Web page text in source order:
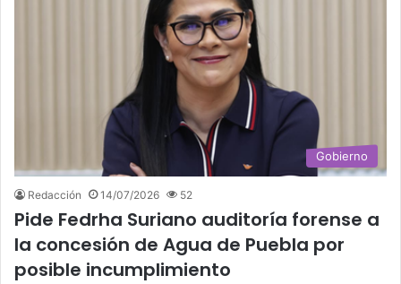
Gobierno
Redacción 14/07/2026 52
Pide Fedrha Suriano auditoría forense a
la concesión de Agua de Puebla por
posible incumplimiento